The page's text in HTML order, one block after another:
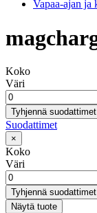
Vapaa-ajan ja
Koko
Väri
Tyhjennä suodattimet
Suodattimet
×
Koko
Väri
Tyhjennä suodattimet
Näytä tuote